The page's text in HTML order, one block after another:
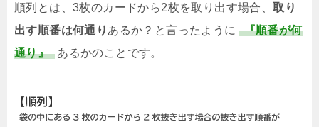
順列とは、3枚のカードから2枚を取り出す場合、取り
出す順番は何通り あるか？と言ったように
『順番が何
通り』
あるかのことです。